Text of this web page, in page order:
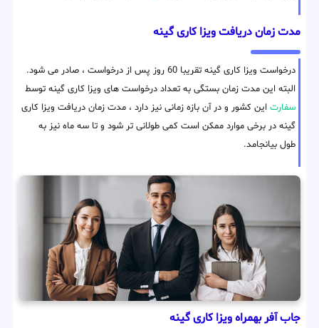
مدت زمان دریافت ویزا کاری گینه
درخواست ویزا کاری گینه تقریبا 60 روز پس از درخواست ، صادر می شود.
البته این مدت زمان بستگی به تعداد درخواست های ویزا کاری گینه توسط
سفارت این کشور و در آن بازه زمانی نیز دارد ، مدت زمان دریافت ویزا کاری
گینه در برخی موارد ممکن است کمی طولانی تر شود و تا سه ماه نیز به
طول بیانجامد.
جاب آفر بهمراه ویزا کاری گینه